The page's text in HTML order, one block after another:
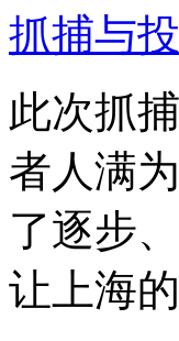
抓捕与
此次抓
者人满
了逐步
让上海